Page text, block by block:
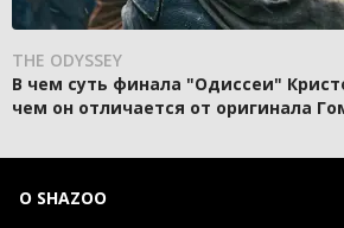
THE ODYSSEY
В чем суть финала "Одиссеи"
чем он отличается от оригинала
О SHAZOO